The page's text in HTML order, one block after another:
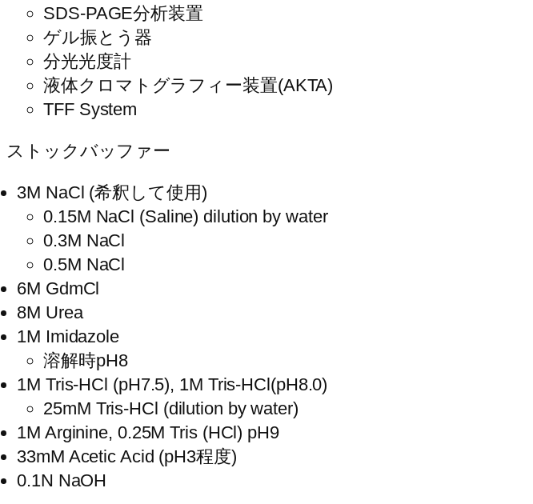
SDS-PAGE分析装置
ゲル振とう器
分光光度計
液体クロマトグラフィー装置(AKTA)
TFF System
ストックバッファー
3M NaCl (希釈して使用)
0.15M NaCl (Saline) dilution by water
0.3M NaCl
0.5M NaCl
6M GdmCl
8M Urea
1M Imidazole
溶解時pH8
1M Tris-HCl (pH7.5), 1M Tris-HCl(pH8.0)
25mM Tris-HCl (dilution by water)
1M Arginine, 0.25M Tris (HCl) pH9
33mM Acetic Acid (pH3程度)
0.1N NaOH